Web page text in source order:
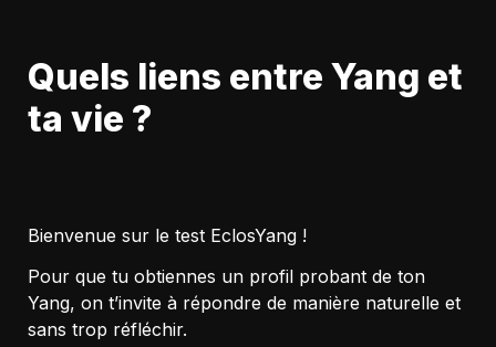
Quels liens entre Yang et
ta vie ?
Bienvenue sur le test EclosYang !
Pour que tu obtiennes un profil probant de ton
Yang, on t’invite à répondre de manière naturelle et
sans trop réfléchir.